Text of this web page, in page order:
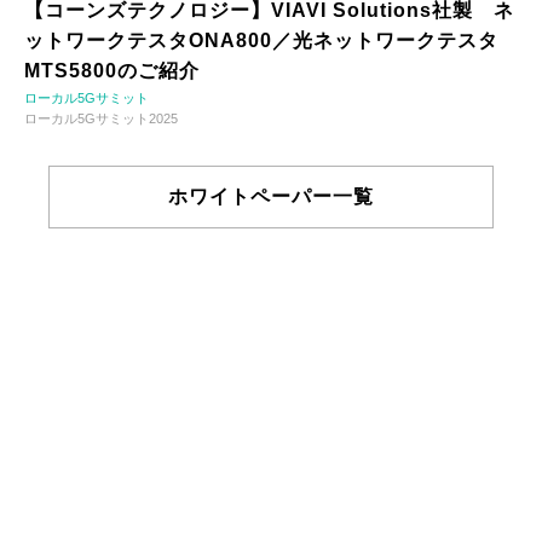
【コーンズテクノロジー】VIAVI Solutions社製 ネ
ットワークテスタONA800／光ネットワークテスタ
MTS5800のご紹介
ローカル5Gサミット
ローカル5Gサミット2025
ホワイトペーパー一覧